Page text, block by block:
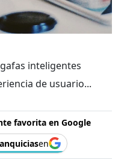
inteligentes
de usuario...
favorita en Google
en